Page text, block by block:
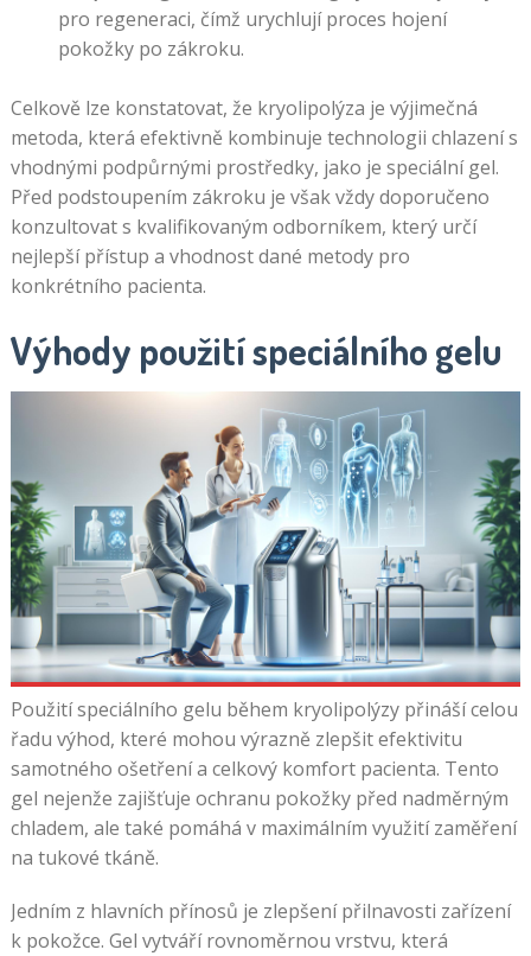
pro regeneraci, čímž urychlují proces hojení
pokožky po zákroku.
Celkově lze konstatovat, že kryolipolýza je výjimečná
metoda, která efektivně kombinuje technologii chlazení s
vhodnými podpůrnými prostředky, jako je speciální gel.
Před podstoupením zákroku je však vždy doporučeno
konzultovat s kvalifikovaným odborníkem, který určí
nejlepší přístup a vhodnost dané metody pro
konkrétního pacienta.
Výhody použití speciálního gelu
Použití speciálního gelu během kryolipolýzy přináší celou
řadu výhod, které mohou výrazně zlepšit efektivitu
samotného ošetření a celkový komfort pacienta. Tento
gel nejenže zajišťuje ochranu pokožky před nadměrným
chladem, ale také pomáhá v maximálním využití zaměření
na tukové tkáně.
Jedním z hlavních přínosů je zlepšení přilnavosti zařízení
k pokožce. Gel vytváří rovnoměrnou vrstvu, která